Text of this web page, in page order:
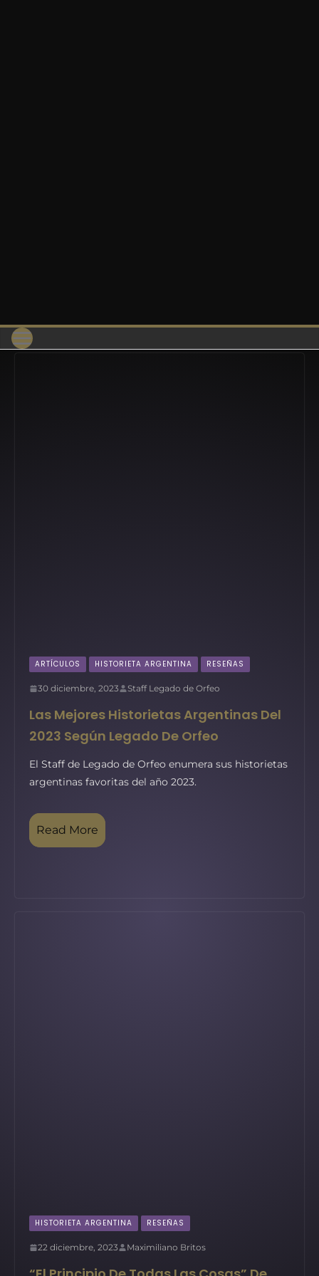
ARTÍCULOS HISTORIETA ARGENTINA RESEÑAS
30 diciembre, 2023 Staff Legado de Orfeo
Las Mejores Historietas Argentinas Del
2023 Según Legado De Orfeo
El Staff de Legado de Orfeo enumera sus historietas
argentinas favoritas del año 2023.
Read More
HISTORIETA ARGENTINA RESEÑAS
22 diciembre, 2023 Maximiliano Britos